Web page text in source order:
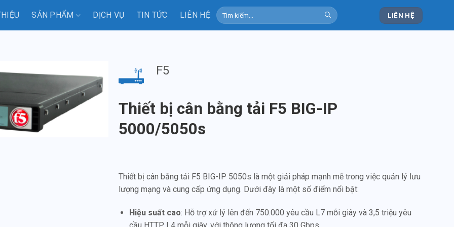
SẢN PHẨM DỊCH VỤ TIN TỨC LIÊN HỆ
Tìm
kiếm:
LIÊN HỆ
F5
Thiết bị cân bằng tải F5 BIG-IP
5000/5050s
Thiết bị cân bằng tải F5 BIG-IP 5050s là một giải pháp mạnh mẽ trong việc quản lý lưu
lượng mạng và cung cấp ứng dụng. Dưới đây là một số điểm nổi bật:
Hiệu suất cao: Hỗ trợ xử lý lên đến 750.000 yêu cầu L7 mỗi giây và 3,5 triệu yêu